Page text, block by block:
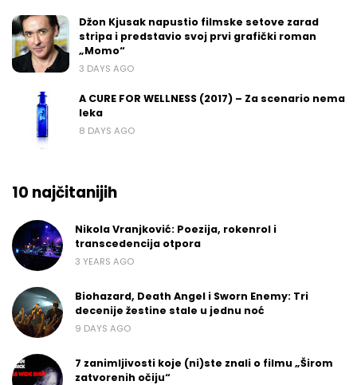
Džon Kjusak napustio filmske setove zarad
stripa i predstavio svoj prvi grafički roman
„Momo“
3 DAYS AGO
A CURE FOR WELLNESS (2017) – Za scenario nema
leka
8 DAYS AGO
10 najčitanijih
Nikola Vranjković: Poezija, rokenrol i
transcedencija otpora
3 YEARS AGO
Biohazard, Death Angel i Sworn Enemy: Tri
decenije žestine stale u jednu noć
9 DAYS AGO
7 zanimljivosti koje (ni)ste znali o filmu „Širom
zatvorenih očiju“